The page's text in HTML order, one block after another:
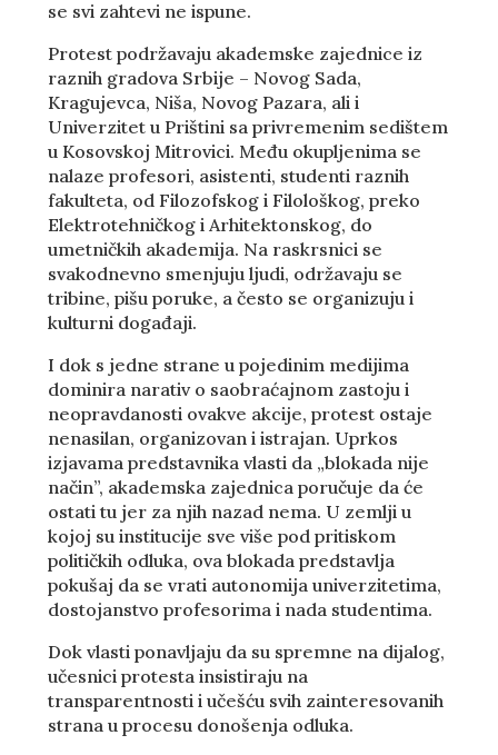
se svi zahtevi ne ispune.
Protest podržavaju akademske zajednice iz
raznih gradova Srbije – Novog Sada,
Kragujevca, Niša, Novog Pazara, ali i
Univerzitet u Prištini sa privremenim sedištem
u Kosovskoj Mitrovici. Među okupljenima se
nalaze profesori, asistenti, studenti raznih
fakulteta, od Filozofskog i Filološkog, preko
Elektrotehničkog i Arhitektonskog, do
umetničkih akademija. Na raskrsnici se
svakodnevno smenjuju ljudi, održavaju se
tribine, pišu poruke, a često se organizuju i
kulturni događaji.
I dok s jedne strane u pojedinim medijima
dominira narativ o saobraćajnom zastoju i
neopravdanosti ovakve akcije, protest ostaje
nenasilan, organizovan i istrajan. Uprkos
izjavama predstavnika vlasti da „blokada nije
način”, akademska zajednica poručuje da će
ostati tu jer za njih nazad nema. U zemlji u
kojoj su institucije sve više pod pritiskom
političkih odluka, ova blokada predstavlja
pokušaj da se vrati autonomija univerzitetima,
dostojanstvo profesorima i nada studentima.
Dok vlasti ponavljaju da su spremne na dijalog,
učesnici protesta insistiraju na
transparentnosti i učešću svih zainteresovanih
strana u procesu donošenja odluka.